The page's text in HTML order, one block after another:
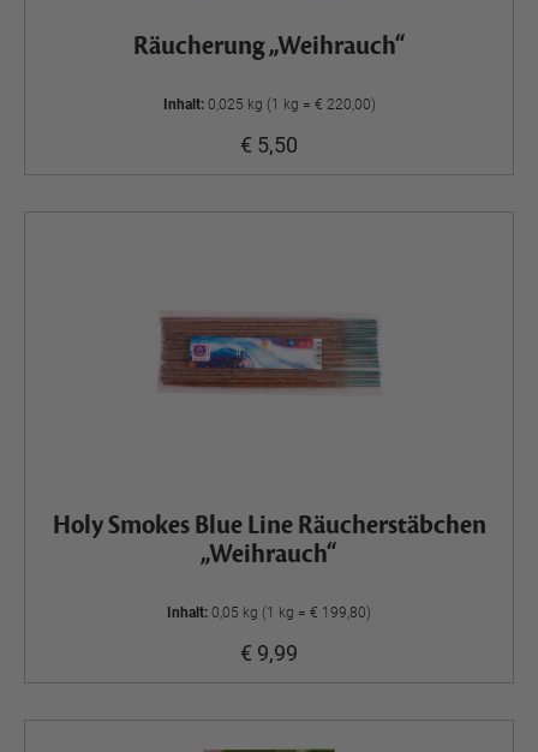
Räucherung „Weihrauch“
Inhalt: 0,025 kg (1 kg = € 220,00)
€ 5,50
Holy Smokes Blue Line Räucherstäbchen
„Weihrauch“
Inhalt: 0,05 kg (1 kg = € 199,80)
€ 9,99